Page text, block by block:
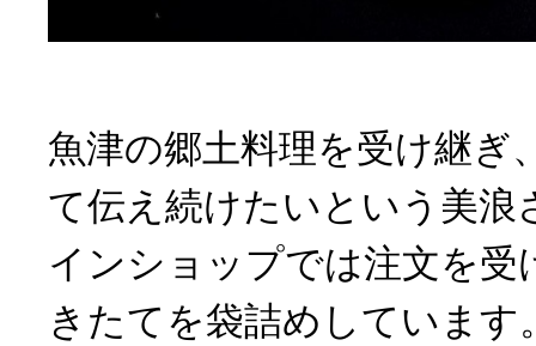
魚津の郷土料理を受け継ぎ
て伝え続けたいという美浪
インショップでは注文を受
きたてを袋詰めしています